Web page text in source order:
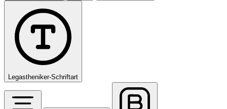
Legastheniker-Schriftart